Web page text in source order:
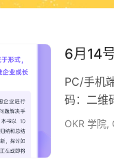
6月14
PC/手机
码：二维
OKR 学院,